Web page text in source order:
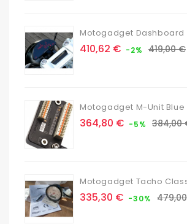
Motogadget Dashboard
Prix
410,62 € -2% Prix
419,00 €
Motogadget M-Unit Blue
Prix
364,80 € -5% Prix
384,00
Motogadget Tacho
Prix
335,30 € -30% Prix